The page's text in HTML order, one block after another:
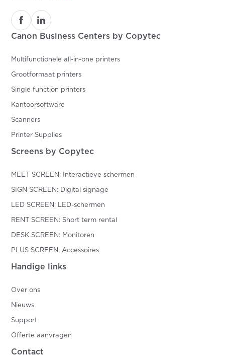
Canon Business Centers by Copytec
Multifunctionele all-in-one printers
Grootformaat printers
Single function printers
Kantoorsoftware
Scanners
Printer Supplies
Screens by Copytec
MEET SCREEN: Interactieve schermen
SIGN SCREEN: Digital signage
LED SCREEN: LED-schermen
RENT SCREEN: Short term rental
DESK SCREEN: Monitoren
PLUS SCREEN: Accessoires
Handige links
Over ons
Nieuws
Support
Offerte aanvragen
Contact